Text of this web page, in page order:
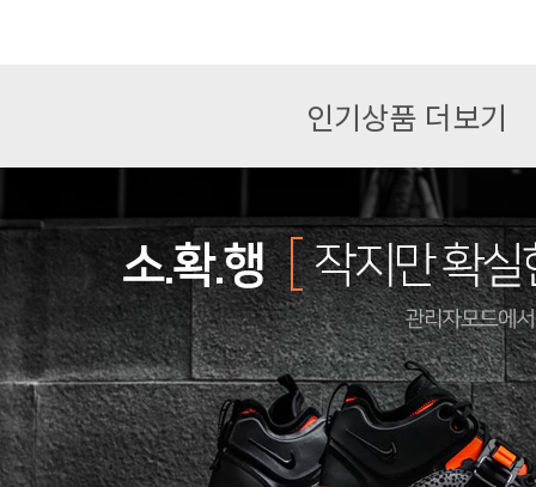
인기상품 더보기